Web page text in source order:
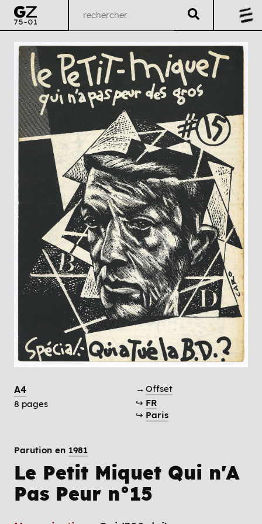
A4
8 pages
→ Offset
↪ FR
↪ Paris
Parution en 1981
Le Petit Miquet Qui n'A
Pas Peur n°15